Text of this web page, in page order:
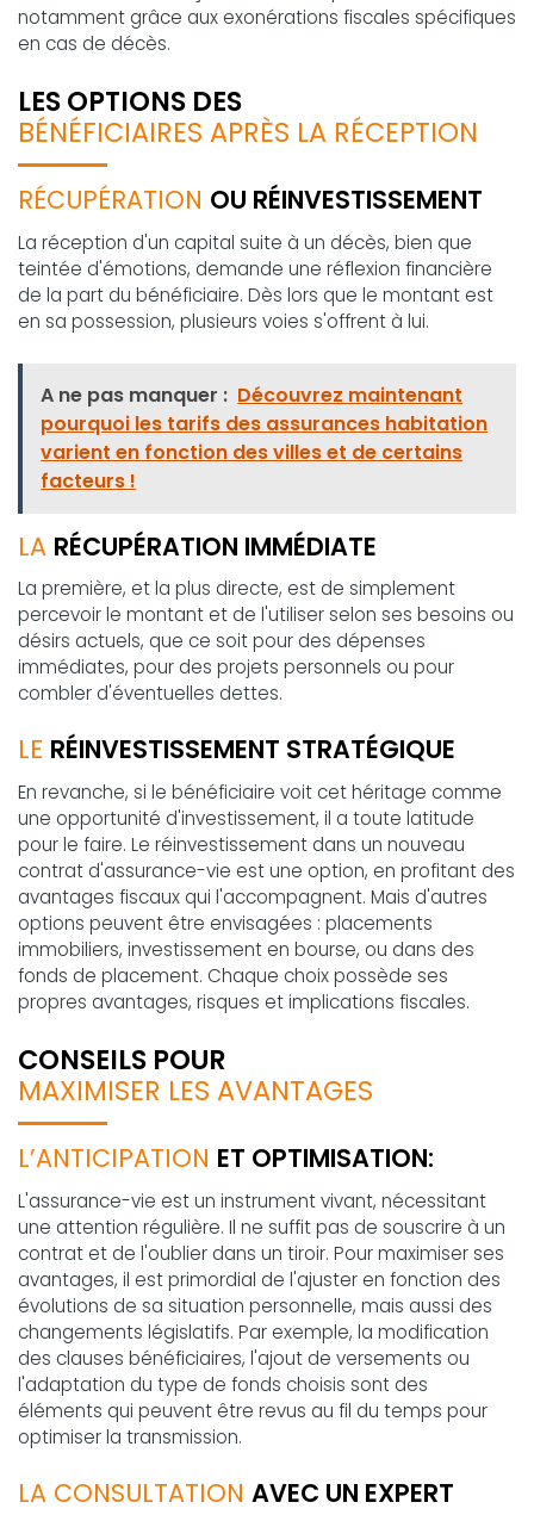
notamment grâce aux exonérations fiscales spécifiques
en cas de décès.
LES OPTIONS DES
BÉNÉFICIAIRES APRÈS LA RÉCEPTION
RÉCUPÉRATION OU RÉINVESTISSEMENT
La réception d'un capital suite à un décès, bien que
teintée d'émotions, demande une réflexion financière
de la part du bénéficiaire. Dès lors que le montant est
en sa possession, plusieurs voies s'offrent à lui.
A ne pas manquer : Découvrez maintenant
pourquoi les tarifs des assurances habitation
varient en fonction des villes et de certains
facteurs !
LA RÉCUPÉRATION IMMÉDIATE
La première, et la plus directe, est de simplement
percevoir le montant et de l'utiliser selon ses besoins ou
désirs actuels, que ce soit pour des dépenses
immédiates, pour des projets personnels ou pour
combler d'éventuelles dettes.
LE RÉINVESTISSEMENT STRATÉGIQUE
En revanche, si le bénéficiaire voit cet héritage comme
une opportunité d'investissement, il a toute latitude
pour le faire. Le réinvestissement dans un nouveau
contrat d'assurance-vie est une option, en profitant des
avantages fiscaux qui l'accompagnent. Mais d'autres
options peuvent être envisagées : placements
immobiliers, investissement en bourse, ou dans des
fonds de placement. Chaque choix possède ses
propres avantages, risques et implications fiscales.
CONSEILS POUR
MAXIMISER LES AVANTAGES
L’ANTICIPATION ET OPTIMISATION:
L'assurance-vie est un instrument vivant, nécessitant
une attention régulière. Il ne suffit pas de souscrire à un
contrat et de l'oublier dans un tiroir. Pour maximiser ses
avantages, il est primordial de l'ajuster en fonction des
évolutions de sa situation personnelle, mais aussi des
changements législatifs. Par exemple, la modification
des clauses bénéficiaires, l'ajout de versements ou
l'adaptation du type de fonds choisis sont des
éléments qui peuvent être revus au fil du temps pour
optimiser la transmission.
LA CONSULTATION AVEC UN EXPERT